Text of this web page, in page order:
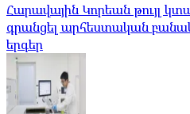
Հարավային Կորեան թույլ
գրանցել արհեստական
երգեր